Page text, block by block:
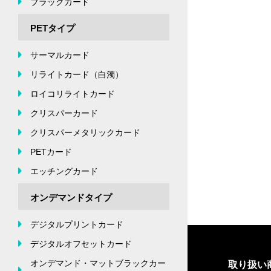
PETタイプ
サーマルカード
リライトカード（白濁）
ロイコリライトカード
クリスパーカード
クリスパーメタリックカード
PETカード
エッチングカード
オンデマンドタイプ
デジタルプリントカード
デジタルオフセットカード
オンデマンド・マットブラックカー
取り扱い